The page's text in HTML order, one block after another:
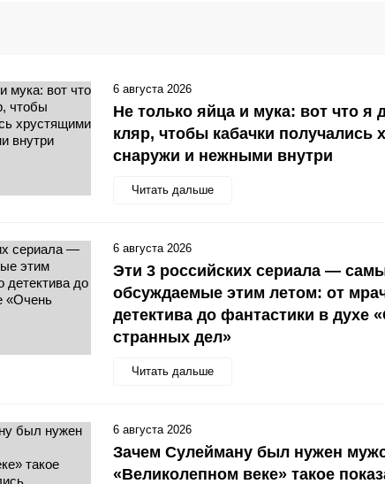
Не только яйца и мука: вот что я
кляр, чтобы кабачки получались
снаружи и нежными внутри
Читать дальше
6 августа 2026
Эти 3 российских сериала —
обсуждаемые этим летом: от
детектива до фантастики в духе
странных дел»
Читать дальше
6 августа 2026
Зачем Сулейману был нужен
«Великолепном веке» такое
6 августа 2026